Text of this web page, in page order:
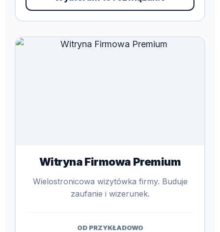
Witryna Firmowa Premium
Wielostronicowa wizytówka firmy. Buduje
zaufanie i wizerunek.
OD PRZYKŁADOWO